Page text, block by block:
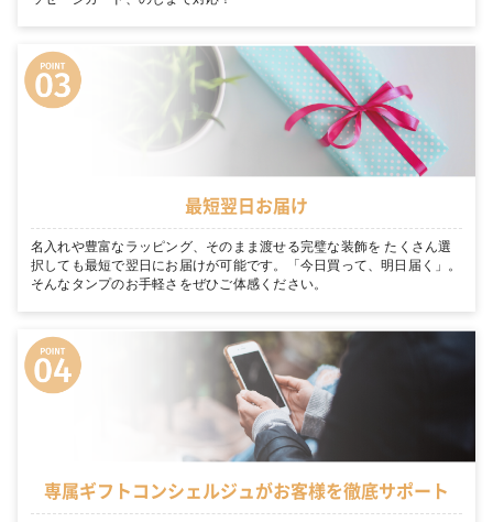
最短翌日お届け
名入れや豊富なラッピング、そのまま渡せる完璧な装飾を たくさん選
択しても最短で翌日にお届けが可能です。「今日買って、明日届く」。
そんなタンプのお手軽さをぜひご体感ください。
専属ギフトコンシェルジュがお客様を徹底サポート